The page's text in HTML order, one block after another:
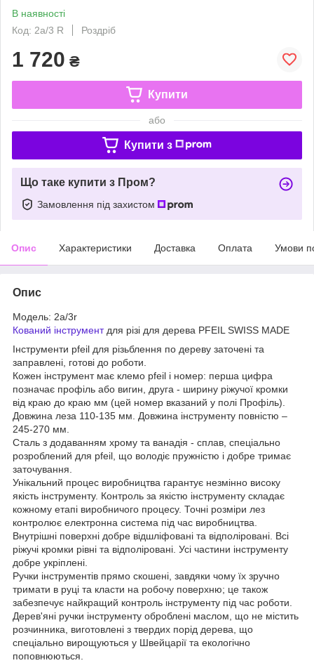
В наявності
Код: 2a/3 R
Роздріб
1 720 ₴
Купити
або
Купити з
Що таке купити з Пром?
Замовлення під захистом
Опис Характеристики Доставка Оплата Умови
Опис
Модель: 2a/3r
Кований інструментдля різі для дерева PFEIL SWISS MADE
Інструменти pfeil для різьблення по дереву заточені та
заправлені, готові до роботи.
Кожен інструмент має клемо pfeil і номер: перша цифра
позначає профіль або вигин, друга - ширину ріжучої кромки
від краю до краю мм (цей номер вказаний у полі Профіль).
Довжина леза 110-135 мм. Довжина інструменту повністю –
245-270 мм.
Сталь з додаванням хрому та ванадія - сплав, спеціально
розроблений для pfeil, що володіє пружністю і добре тримає
заточування.
Унікальний процес виробництва гарантує незмінно високу
якість інструменту. Контроль за якістю інструменту складає
кожному етапі виробничого процесу. Точні розміри лез
контролює електронна система під час виробництва.
Внутрішні поверхні добре відшліфовані та відполіровані. Всі
ріжучі кромки рівні та відполіровані. Усі частини інструменту
добре укріплені.
Ручки інструментів прямо скошені, завдяки чому їх зручно
тримати в руці та класти на робочу поверхню; це також
забезпечує найкращий контроль інструменту під час роботи.
Дерев'яні ручки інструменту оброблені маслом, що не містить
розчинника, виготовлені з твердих порід дерева, що
спеціально вирощуються у Швейцарії та екологічно
поповнюються.